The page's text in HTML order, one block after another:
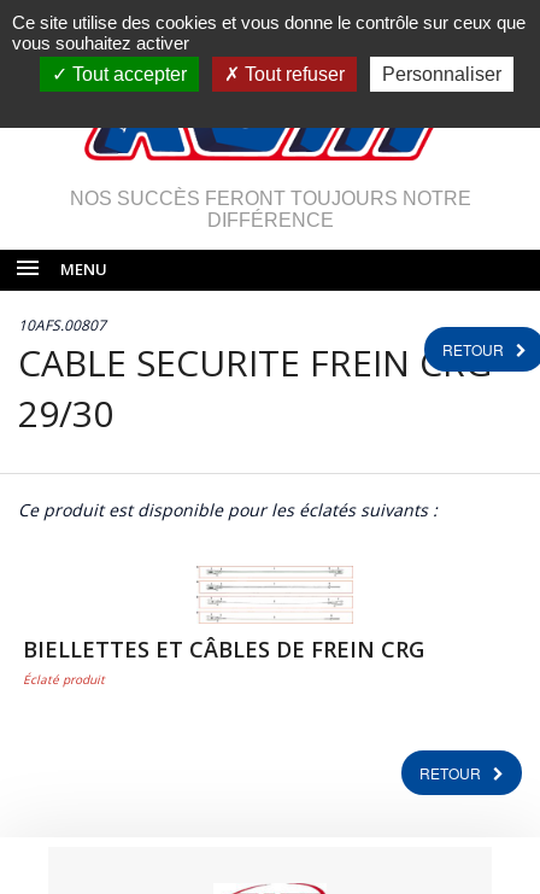
NOS SUCCÈS FERONT TOUJOURS NOTRE
DIFFÉRENCE
MENU
RETOUR
10AFS.00807
CABLE SECURITE FREIN CRG
29/30
Ce produit est disponible pour les éclatés suivants :
BIELLETTES ET CÂBLES DE FREIN CRG
Éclaté produit
RETOUR
Ce site utilise des cookies et vous donne le contrôle sur ceux que
vous souhaitez activer
Tout accepter
Tout refuser Personnaliser